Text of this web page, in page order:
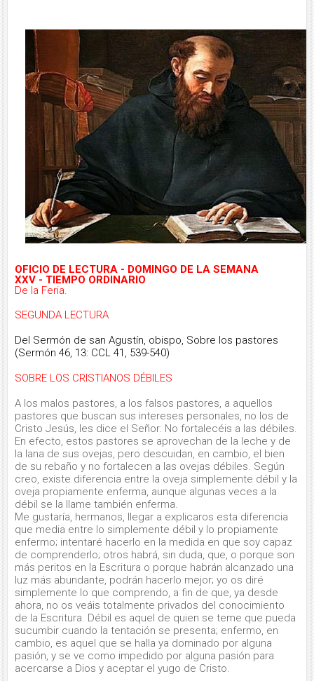
OFICIO DE LECTURA - DOMINGO DE LA SEMANA
XXV - TIEMPO ORDINARIO
De la Feria.
SEGUNDA LECTURA
Del Sermón de san Agustín, obispo, Sobre los pastores
(Sermón 46, 13: CCL 41, 539-540)
SOBRE LOS CRISTIANOS DÉBILES
A los malos pastores, a los falsos pastores, a aquellos
pastores que buscan sus intereses personales, no los de
Cristo Jesús, les dice el Señor: No fortalecéis a las débiles.
En efecto, estos pastores se aprovechan de la leche y de
la lana de sus ovejas, pero descuidan, en cambio, el bien
de su rebaño y no fortalecen a las ovejas débiles. Según
creo, existe diferencia entre la oveja simplemente débil y la
oveja propiamente enferma, aunque algunas veces a la
débil se la llame también enferma.
Me gustaría, hermanos, llegar a explicaros esta diferencia
que media entre lo simplemente débil y lo propiamente
enfermo; intentaré hacerlo en la medida en que soy capaz
de comprenderlo; otros habrá, sin duda, que, o porque son
más peritos en la Escritura o porque habrán alcanzado una
luz más abundante, podrán hacerlo mejor; yo os diré
simplemente lo que comprendo, a fin de que, ya desde
ahora, no os veáis totalmente privados del conocimiento
de la Escritura. Débil es aquel de quien se teme que pueda
sucumbir cuando la tentación se presenta; enfermo, en
cambio, es aquel que se halla ya dominado por alguna
pasión, y se ve como impedido por alguna pasión para
acercarse a Dios y aceptar el yugo de Cristo.